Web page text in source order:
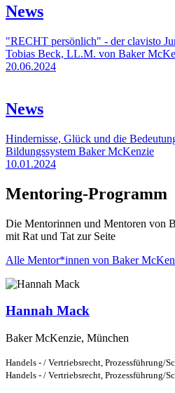
News
"RECHT persönlich" - der clavisto
Tobias Beck, LL.M. von Baker
20.06.2024
News
Hindernisse, Glück und die
Bildungssystem Baker McKenzie
10.01.2024
Mentoring-Programm
Die Mentorinnen und Mentoren von
mit Rat und Tat zur Seite
Alle Mentor*innen von Baker
Hannah Mack
Baker McKenzie, München
Handels - / Vertriebsrecht, Prozessführung/
Handels - / Vertriebsrecht, Prozessführung/